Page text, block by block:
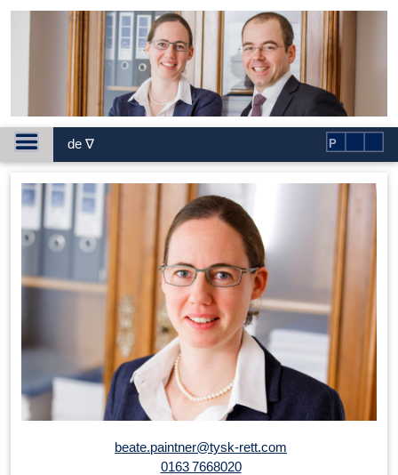
de ∇ P
beate.paintner@tysk-rett.com
0163 7668020